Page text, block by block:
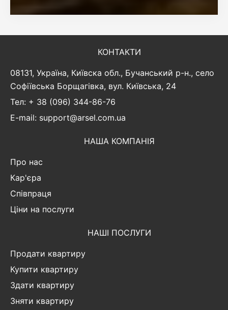
КОНТАКТИ
08131, Україна, Київска обл., Бучанський р-н., село
Софіївська Борщагівка, вул. Київська, 24
Тел: + 38 (096) 344-86-76
E-mail: support@arsel.com.ua
НАША КОМПАНІЯ
Про нас
Кар'єра
Співпраця
Ціни на послуги
НАШІ ПОСЛУГИ
Продати квартиру
Купити квартиру
Здати квартиру
Зняти квартиру